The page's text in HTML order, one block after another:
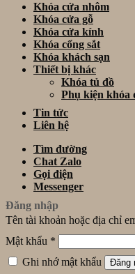
Khóa cửa nhôm
Khóa cửa gỗ
Khóa cửa kính
Khóa cổng sắt
Khóa khách sạn
Thiết bị khác
Khóa tủ đồ
Phụ kiện khóa
Tin tức
Liên hệ
Tìm đường
Chat Zalo
Gọi điện
Messenger
Đăng nhập
Tên tài khoản hoặc địa chỉ
Mật khẩu *
Ghi nhớ mật khẩu
Đăng